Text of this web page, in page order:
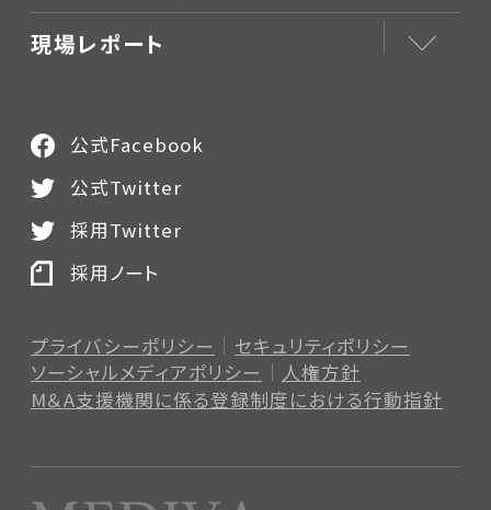
現場レポート
プライバシーポリシー
セキュリティポリシー
ソーシャルメディアポリシー
人権方針
M＆A支援機関に係る登録制度における行動指針
公式Facebook
公式Twitter
採用Twitter
採用ノート